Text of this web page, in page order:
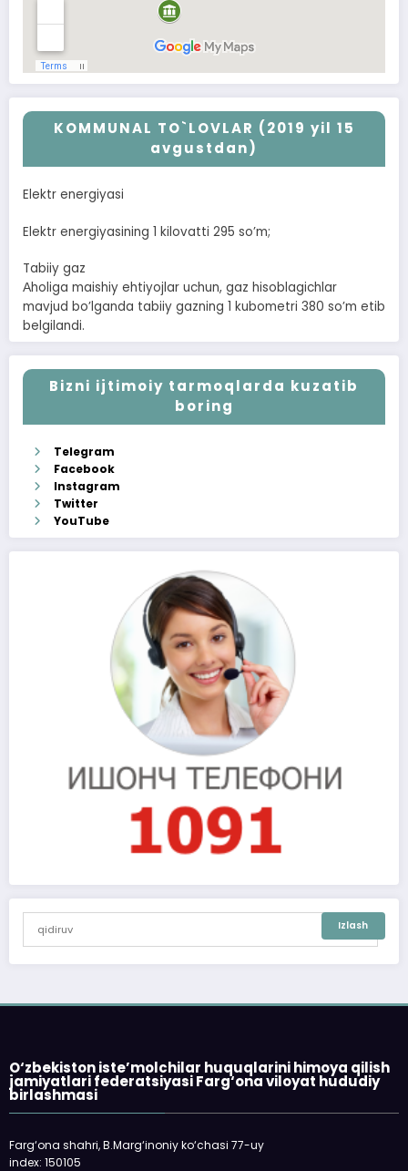
KOMMUNAL TO`LOVLAR (2019 yil 15
avgustdan)
Elektr energiyasi
Elektr energiyasining 1 kilovatti 295 soʼm;
Tabiiy gaz
Аholiga maishiy ehtiyojlar uchun, gaz hisoblagichlar
mavjud boʼlganda tabiiy gazning 1 kubometri 380 soʼm etib
belgilandi.
Bizni ijtimoiy tarmoqlarda kuzatib
boring
Telegram
Facebook
Instagram
Twitter
YouTube
O‘zbekiston iste’molchilar huquqlarini himoya qilish
jamiyatlari federatsiyasi Farg‘ona viloyat hududiy
birlashmasi
Farg‘ona shahri, B.Marg‘inoniy ko‘chasi 77-uy
index: 150105